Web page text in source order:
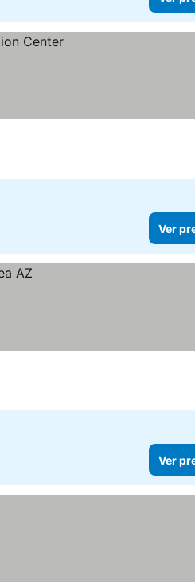
Ver
Ver